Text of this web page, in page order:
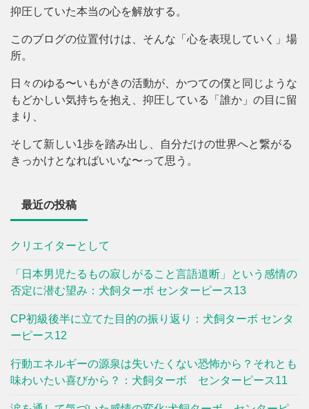
抑圧していた本当の心を解放する。
このブログの位置付けは、そんな「心を表現していく」場
所。
日々のゆる〜いもがきの活動が、かつての僕と同じような
もどかしい気持ちを抱え、抑圧している「誰か」の目に留
まり、
そして新しい1歩を踏み出し、自分だけの世界へと繋がる
きっかけとなればいいな〜って思う。
最近の投稿
クリエイターとして
「日本男児たるもの寂しがること言語道断」という感情の
否定に潜む望み：犬飼ターボ センターピース13
CP初級後半に立てた目的の振り返り：犬飼ターボ センタ
ーピース12
行動エネルギーの源泉は失いたくない恐怖から？それとも
味わいたい喜びから？：犬飼ターボ センターピース11